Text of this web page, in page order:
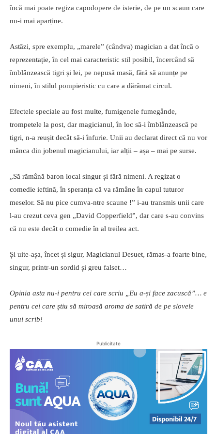
încă mai poate regiza capodopere de isterie, de pe un scaun care
nu-i mai aparține.
Astăzi, spre exemplu, „marele” (cândva) magician a dat încă o
reprezentație, în cel mai caracteristic stil posibil, încercând să
îmblânzească tigri și lei, pe nepusă masă, fără să anunțe pe
nimeni, în stilul pompieristic cu care a dărâmat circul.
Efectele speciale au fost multe, fumigenele fumegânde,
trompetele la post, dar magicianul, în loc să-i îmblânzească pe
tigri, n-a reușit decât să-i înfurie. Unii au declarat direct că nu vor
mânca din jobenul magicianului, iar alții – așa – mai pe surse.
„Să rămână baron local singur și fără nimeni. A regizat o
comedie ieftină, în speranța că va rămâne în capul tuturor
meselor. Să nu pice cumva-ntre scaune !” i-au transmis unii care
l-au crezut ceva gen „David Copperfield”, dar care s-au convins
că nu este decât o comedie în al treilea act.
Și uite-așa, încet și sigur, Magicianul Desuet, rămas-a foarte bine,
singur, printr-un sordid și greu falset…
Opinia asta nu-i pentru cei care scriu „Eu a-și face zacuscă”… e
pentru cei care știu să miroasă aroma de satiră de pe slovele
unui scrib!
Publicitate